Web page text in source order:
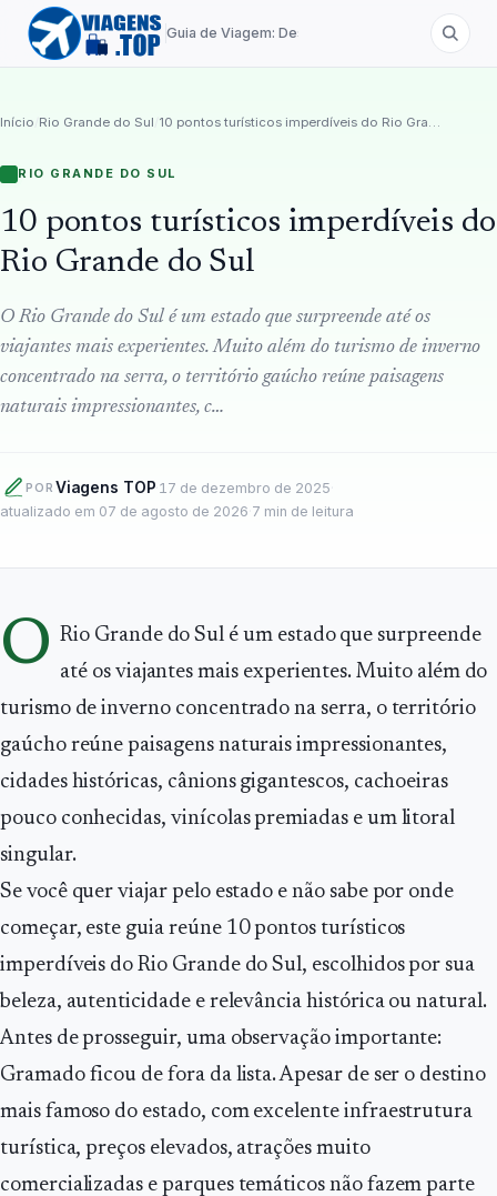
Guia de Viagem: Destinos de A a Z
Início Rio Grande do Sul 10 pontos turísticos imperdíveis do Rio Grande do Sul
RIO GRANDE DO SUL
10 pontos turísticos imperdíveis do
Rio Grande do Sul
O Rio Grande do Sul é um estado que surpreende até os
viajantes mais experientes. Muito além do turismo de inverno
concentrado na serra, o território gaúcho reúne paisagens
naturais impressionantes, c…
POR Viagens TOP 17 de dezembro de 2025
atualizado em 07 de agosto de 2026 7 min de leitura
O Rio Grande do Sul é um estado que surpreende
até os viajantes mais experientes. Muito além do
turismo de inverno concentrado na serra, o território
gaúcho reúne paisagens naturais impressionantes,
cidades históricas, cânions gigantescos, cachoeiras
pouco conhecidas, vinícolas premiadas e um litoral
singular.
Se você quer viajar pelo estado e não sabe por onde
começar, este guia reúne 10 pontos turísticos
imperdíveis do Rio Grande do Sul, escolhidos por sua
beleza, autenticidade e relevância histórica ou natural.
Antes de prosseguir, uma observação importante:
Gramado ficou de fora da lista. Apesar de ser o destino
mais famoso do estado, com excelente infraestrutura
turística, preços elevados, atrações muito
comercializadas e parques temáticos não fazem parte